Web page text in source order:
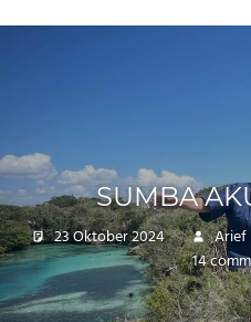
SUMBA
23 Oktober 2024 Arief
14